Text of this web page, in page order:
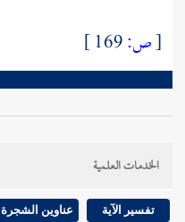
[ص:
الخدمات العلمية
تفسير الآية عناوين الشجرة